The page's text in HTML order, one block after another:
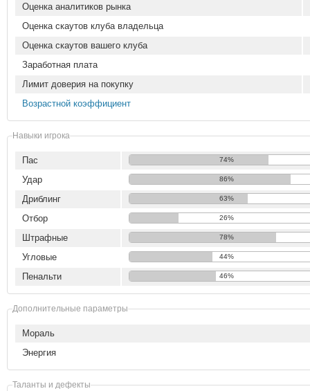
Оценка аналитиков рынка
Оценка скаутов клуба владельца
Оценка скаутов вашего клуба
Заработная плата
Лимит доверия на покупку
Возрастной коэффициент
Навыки игрока
Пас 74%
Удар 86%
Дриблинг 63%
Отбор 26%
Штрафные 78%
Угловые 44%
Пенальти 46%
Дополнительные параметры
Мораль
Энергия
Таланты и дефекты